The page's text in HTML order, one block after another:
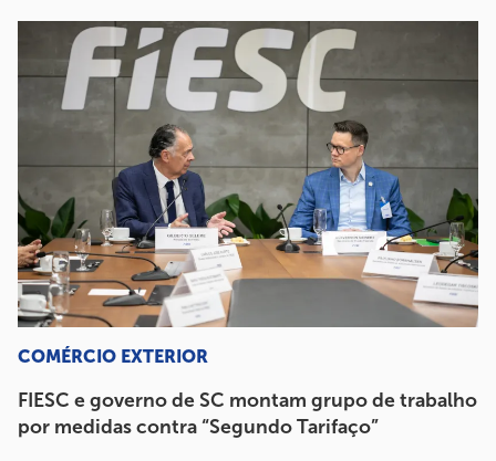
COMÉRCIO EXTERIOR
FIESC e governo de SC montam grupo de trabalho
por medidas contra “Segundo Tarifaço”